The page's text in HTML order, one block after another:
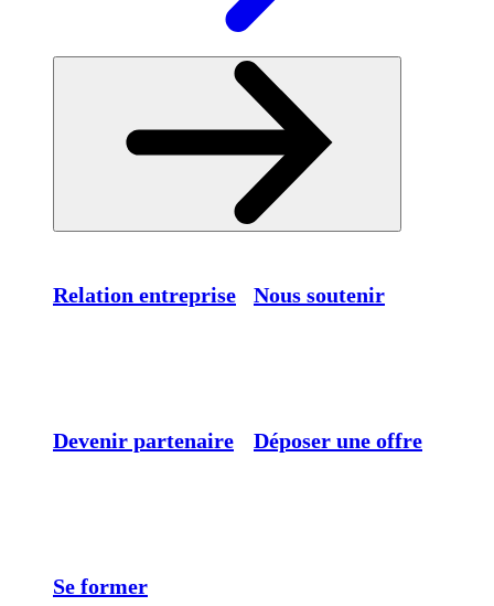
Relation entreprise Nous soutenir
Devenir partenaire Déposer une offre
Se former